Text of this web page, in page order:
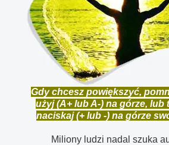
Gdy chcesz powiększyć,
użyj (A+ lub A-) na górze, lub
naciskaj (+ lub -) na górze
Miliony ludzi nadal szuka